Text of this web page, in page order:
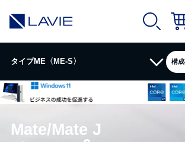
タイプME〈ME-S〉 構
製品情報
カタログ
Mate/Mate J